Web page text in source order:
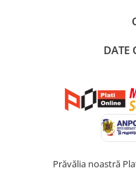
DATE
Prăvălia noastră